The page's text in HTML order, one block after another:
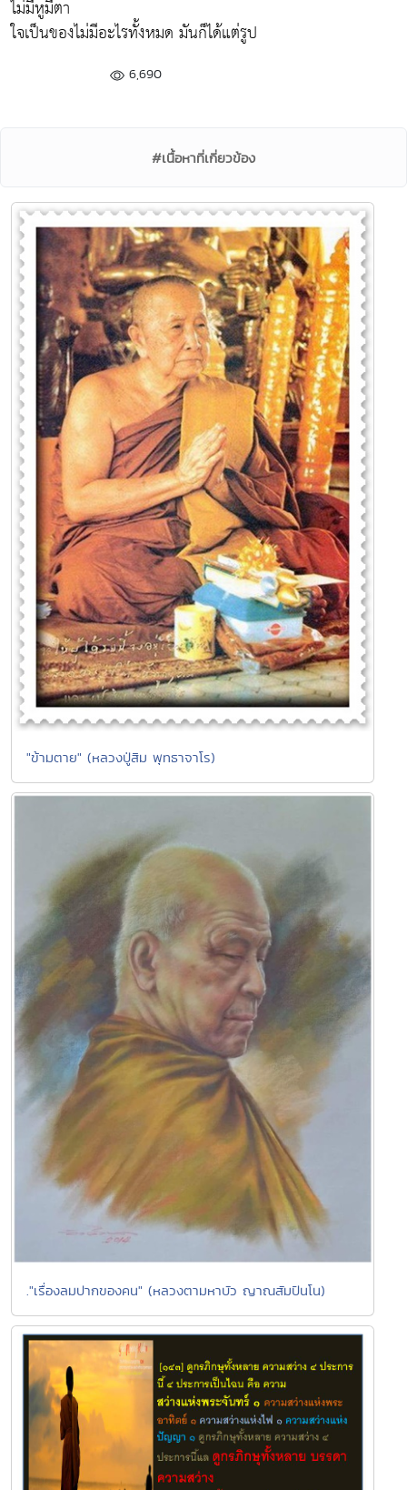
ไม่มีหูมีตา
ใจเป็นของไม่มีอะไรทั้งหมด มันก็ได้แต่รูป
6,690
#เนื้อหาที่เกี่ยวข้อง
"ข้ามตาย" (หลวงปู่สิม พุทธาจาโร)
."เรื่องลมปากของคน" (หลวงตามหาบัว ญาณสัมปันโน)